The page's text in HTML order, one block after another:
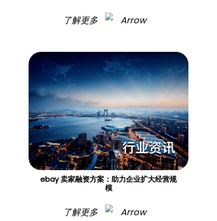
了解更多
ebay 卖家融资方案：助力企业扩大经营规
模
了解更多